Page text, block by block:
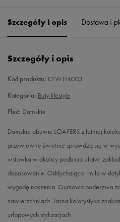
39 25 cm
41 26 cm
Szczegóły i opis Dostawa i
Szczegóły i opis
Kod produktu: CFW114003
Kategoria: Buty lifestyle
Płeć: Damskie
Damskie obuwie LOAFERS z letniej
przewiewne świetnie sprawdzą się w
wstawka w okolicy podbicia ułatwi
dopasowanie. Oddychająca i mila w
wygodę noszenia. Gumowa podeszwa
nawierzchniach. Jasna kolorystyka
urlopowych stylizacjach.